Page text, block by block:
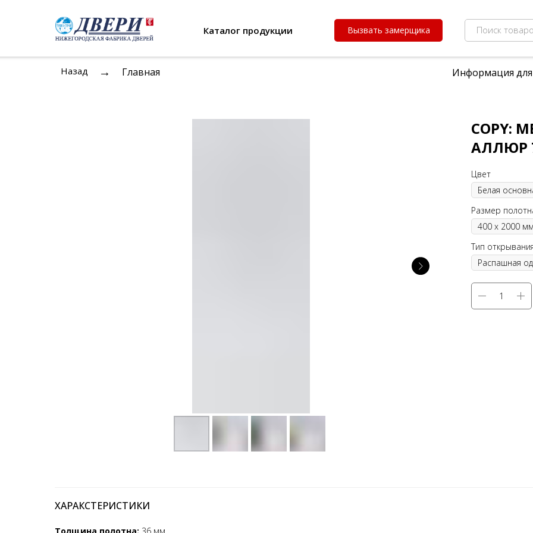
Главная
Назад
Вызвать замерщика
Каталог продукции Поиск
→ Информация
COPY:
АЛЛЮР
Цвет
Размер
Тип
ХАРАКСТЕРИСТИКИ